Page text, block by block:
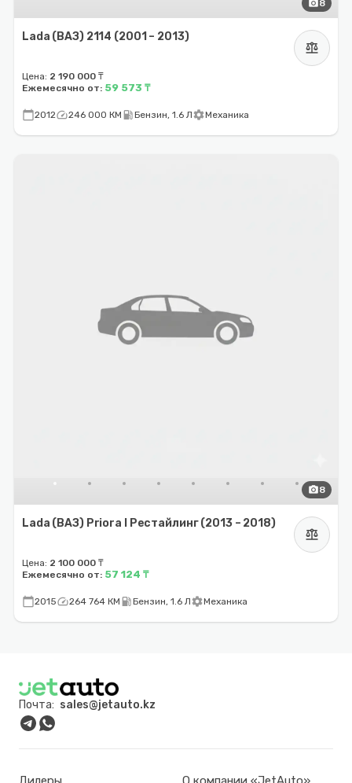
photo_camera8
Lada (ВАЗ) 2114 (2001 – 2013)
balance
Цена: 2 190 000 ₸
Ежемесячно от: 59 573 ₸
calendar_today2012speed246 000 КМ local_gas_stationБензин, 1.6 ЛsettingsМеханика
photo_camera8
Lada (ВАЗ) Priora I Рестайлинг (2013 – 2018)
balance
Цена: 2 100 000 ₸
Ежемесячно от: 57 124 ₸
calendar_today2015speed264 764 КМ local_gas_stationБензин, 1.6 ЛsettingsМеханика
Почта: sales@jetauto.kz